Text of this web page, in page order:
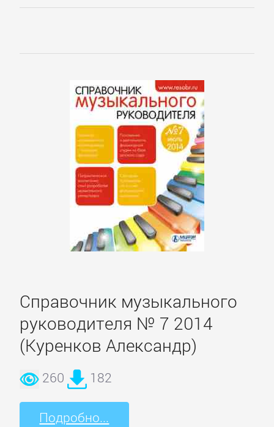
Справочник музыкального
руководителя № 7 2014
(Куренков Александр)
260 182
Подробно...
Управление
Войти
Контакт
Карта
сайта